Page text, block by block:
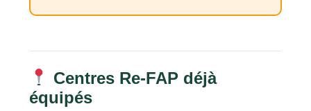
Centres Re-FAP déjà
équipés